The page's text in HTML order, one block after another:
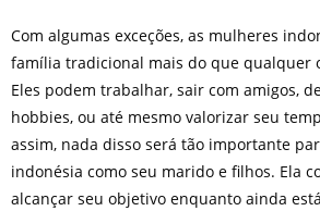
Com algumas exceções, as mulheres
família tradicional mais do que qualquer
Eles podem trabalhar, sair com amigos,
hobbies, ou até mesmo valorizar seu
assim, nada disso será tão importante
indonésia como seu marido e filhos. Ela
alcançar seu objetivo enquanto ainda